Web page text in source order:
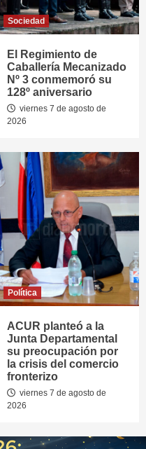
Sociedad
El Regimiento de
Caballería Mecanizado
Nº 3 conmemoró su
128º aniversario
viernes 7 de agosto de
2026
Política
ACUR planteó a la
Junta Departamental
su preocupación por
la crisis del comercio
fronterizo
viernes 7 de agosto de
2026